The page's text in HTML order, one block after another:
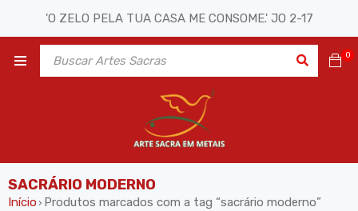
'O ZELO PELA TUA CASA ME CONSOME.' JO 2-17
0
SACRÁRIO MODERNO
Início› Produtos marcados com a tag “sacrário moderno”